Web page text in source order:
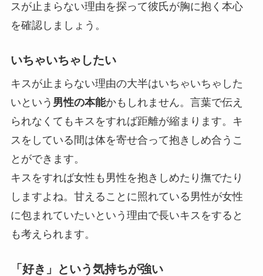
スが止まらない理由を探って彼氏が胸に抱く本心
を確認しましょう。
いちゃいちゃしたい
キスが止まらない理由の大半はいちゃいちゃした
いという 男性の本能かもしれません。言葉で伝え
られなくてもキスをすれば距離が縮まります。キ
スをしている間は体を寄せ合って抱きしめ合うこ
とができます。
キスをすれば女性も男性を抱きしめたり撫でたり
しますよね。甘えることに照れている男性が女性
に包まれていたいという理由で長いキスをすると
も考えられます。
「好き」という気持ちが強い